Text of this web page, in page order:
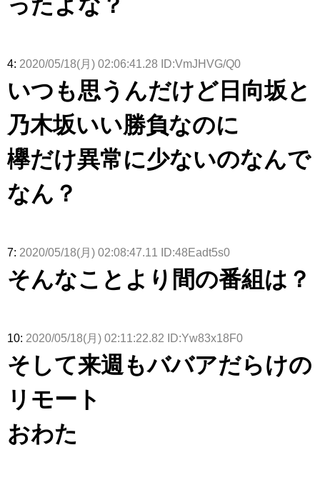
ったよな？
4: 2020/05/18(月) 02:06:41.28 ID:VmJHVG/Q0
いつも思うんだけど日向坂と
乃木坂いい勝負なのに
欅だけ異常に少ないのなんで
なん？
7: 2020/05/18(月) 02:08:47.11 ID:48Eadt5s0
そんなことより間の番組は？
10: 2020/05/18(月) 02:11:22.82 ID:Yw83x18F0
そして来週もババアだらけの
リモート
おわた